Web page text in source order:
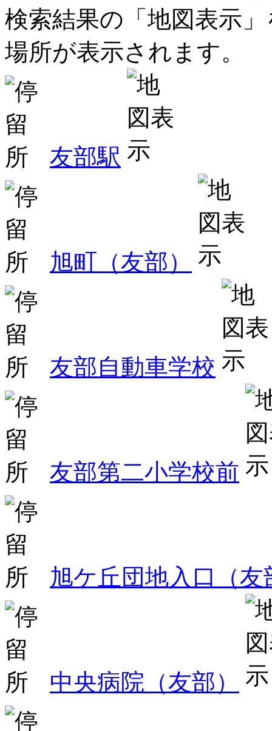
検索結果の「地図表示
場所が表示されます。
友部駅
旭町（友部）
友部自動車学校
友部第二小学校前
旭ケ丘団地入口（友
中央病院（友部）